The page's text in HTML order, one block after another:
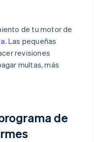
de tu motor de
. Las pequeñas
revisiones
multas, más
de